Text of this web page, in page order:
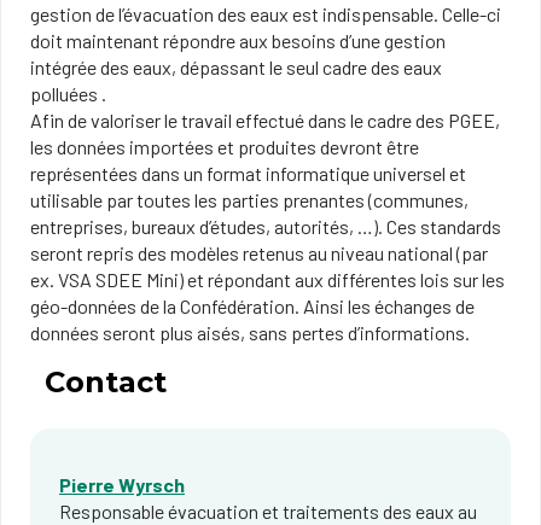
gestion de l’évacuation des eaux est indispensable. Celle-ci
doit maintenant répondre aux besoins d’une gestion
intégrée des eaux, dépassant le seul cadre des eaux
polluées .
Afin de valoriser le travail effectué dans le cadre des PGEE,
les données importées et produites devront être
représentées dans un format informatique universel et
utilisable par toutes les parties prenantes (communes,
entreprises, bureaux d’études, autorités, …). Ces standards
seront repris des modèles retenus au niveau national (par
ex. VSA SDEE Mini) et répondant aux différentes lois sur les
géo-données de la Confédération. Ainsi les échanges de
données seront plus aisés, sans pertes d’informations.
Contact
Pierre Wyrsch
Responsable évacuation et traitements des eaux au